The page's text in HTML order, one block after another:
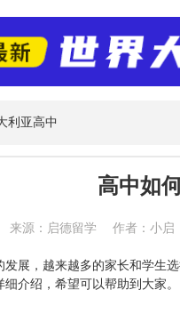
利亚高中
高中如
来源：启德留学 作者：小启
展，越来越多的家长和学生
介绍，希望可以帮助到大家。